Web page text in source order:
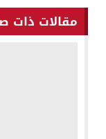
مقالات ذات